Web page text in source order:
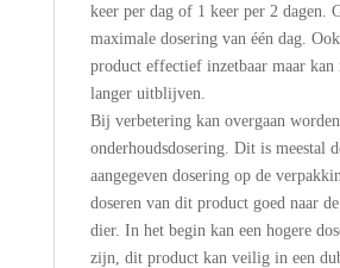
keer per dag of 1 keer per 2 dagen.
maximale dosering van één dag.
product effectief inzetbaar maar kan
langer uitblijven.
Bij verbetering kan overgaan
onderhoudsdosering. Dit is meestal
aangegeven dosering op de
doseren van dit product goed naar
dier. In het begin kan een hogere
zijn, dit product kan veilig in een